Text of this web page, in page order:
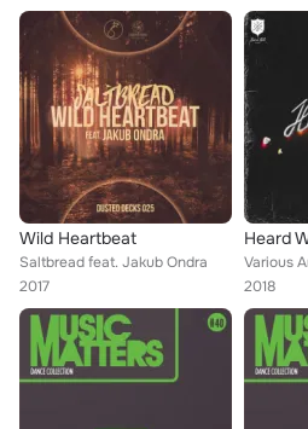
Wild Heartbeat
Saltbread feat. Jakub Ondra
2017
Heard
2018